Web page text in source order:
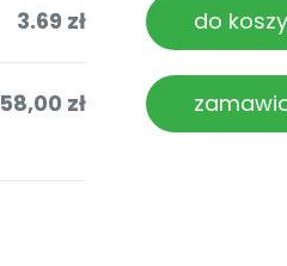
3.69 zł
58,00 zł